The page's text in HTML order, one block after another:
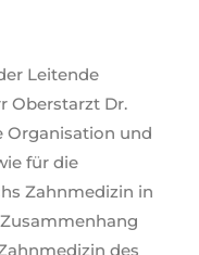
Leitende
Oberstarzt Dr.
Organisation und
für die
Zahnmedizin in
des